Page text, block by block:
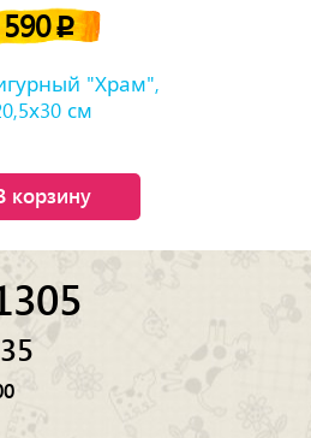
590p
"Храм",
см
корзину